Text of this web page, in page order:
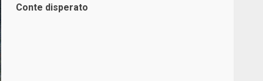
Conte disperato